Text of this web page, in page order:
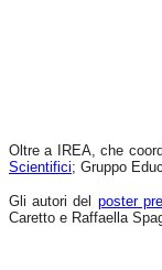
Oltre a IREA, che
Scientifici; Gruppo
Gli autori del poster
Caretto e Raffaella